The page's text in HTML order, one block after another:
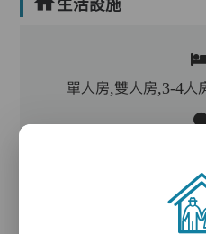
生活設施
單人房,雙人房,3-4人
客廳,飯廳,活動區,廚房
氣,